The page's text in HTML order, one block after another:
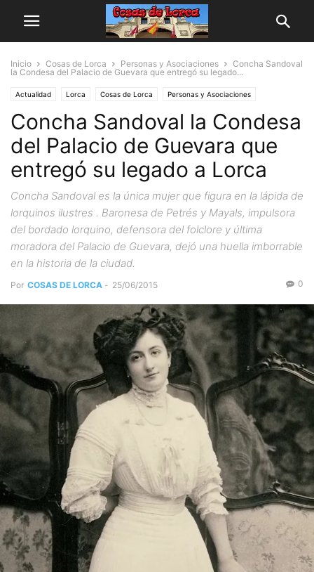
Inicio Cosas de Lorca Personas y Asociaciones
Concha Sandoval
la Condesa del Palacio de Guevara que entregó su legado...
Actualidad Lorca Cosas de Lorca Personas y Asociaciones
Concha Sandoval la Condesa
del Palacio de Guevara que
entregó su legado a Lorca
Concha Sandoval es la única mujer que figura en la lápida de
lorquinos ilustres . Baronesa de Petrés y Mayals, impulsora
del bordado lorquino, defensora del folclore y última
moradora del Palacio de Guevara, dejó una huella imborrable
en la historia de la ciudad.
Por COSAS DE LORCA - 25/06/2015 0